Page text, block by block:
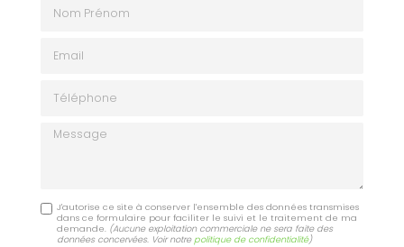
Message
J'autorise ce site à conserver l'ensemble des données transmises
dans ce formulaire pour faciliter le suivi et le traitement de ma
demande. (Aucune exploitation commerciale ne sera faite des
données concervées. Voir notre politique de confidentialité)